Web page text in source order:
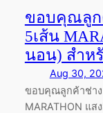
ขอบคุณลูก
5เส้น
นอน) สำห
Aug 30,
ขอบคุณลูกค้าช่าง
MARATHON แ